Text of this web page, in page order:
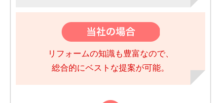
リフォームの知識も豊富なので、
総合的にベストな提案が可能。